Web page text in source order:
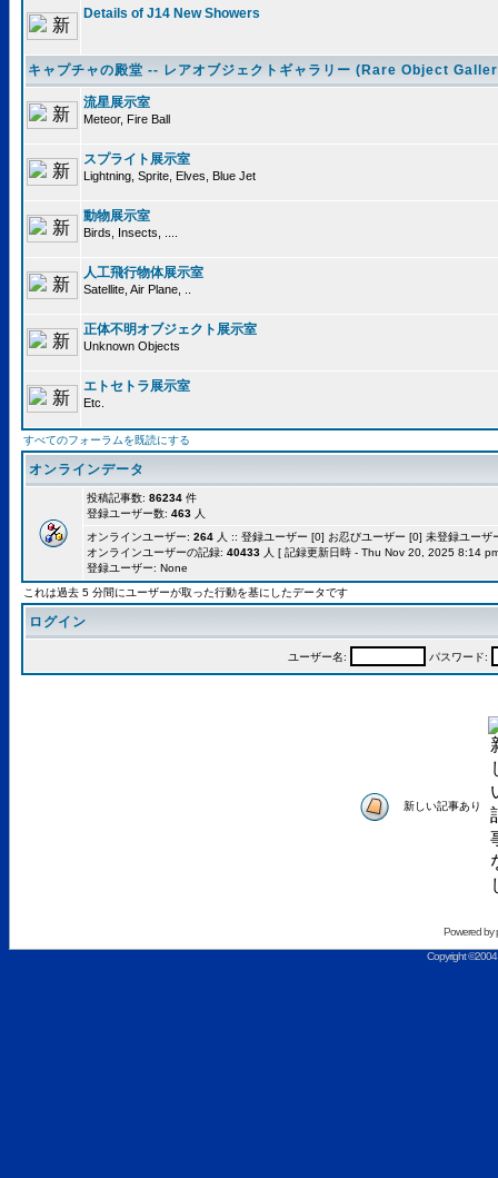
Details of J14 New Showers
キャプチャの殿堂 -- レアオブジェクトギャラリー (Rare Object
流星展示室
Meteor, Fire Ball
スプライト展示室
Lightning, Sprite, Elves, Blue Jet
動物展示室
Birds, Insects, ....
人工飛行物体展示室
Satellite, Air Plane, ..
正体不明オブジェクト展示室
Unknown Objects
エトセトラ展示室
Etc.
すべてのフォーラムを既読にする
オンラインデータ
投稿記事数: 86234 件
登録ユーザー数: 463 人
オンラインユーザー: 264 人 :: 登録ユーザー [0] お忍びユーザー [0] 未登録ユー
オンラインユーザーの記録: 40433 人 [ 記録更新日時 - Thu Nov 20, 2025 8:14
登録ユーザー: None
これは過去 5 分間にユーザーが取った行動を基にしたデータです
ログイン
ユーザー名: パスワード:
新しい記事あり
Powered by
Copyright ©2004